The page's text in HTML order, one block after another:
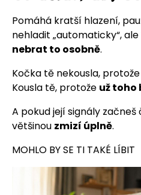
Pomáhá kratší hlazení,
nehladit „automaticky“,
nebrat to osobně.
Kočka tě nekousla,
Kousla tě, protože už toho
A pokud její signály
většinou zmizí úplně.
MOHLO BY SE TI TAKÉ LÍBIT